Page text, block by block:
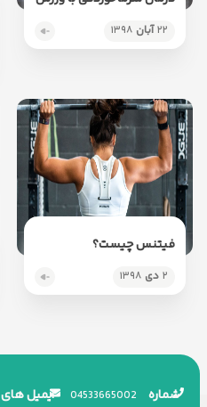
۲۲ آبان ۱۳۹۸
فیتنس چیست؟
۲ دی ۱۳۹۸
شماره
04533665002
ایمیل های